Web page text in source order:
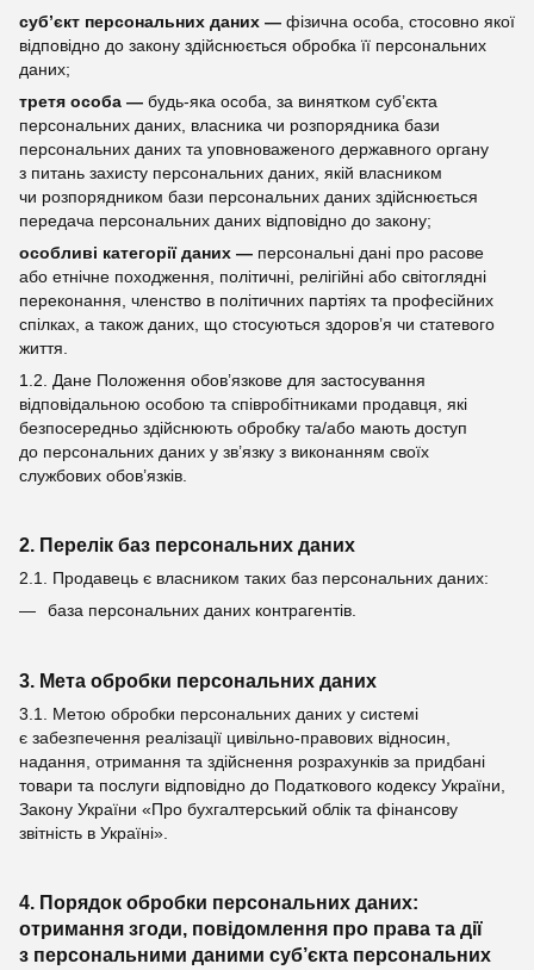
суб’єкт персональних даних — фізична особа, стосовно якої
відповідно до закону здійснюється обробка її персональних
даних;
третя особа — будь-яка особа, за винятком суб’єкта
персональних даних, власника чи розпорядника бази
персональних даних та уповноваженого державного органу
з питань захисту персональних даних, якій власником
чи розпорядником бази персональних даних здійснюється
передача персональних даних відповідно до закону;
особливі категорії даних — персональні дані про расове
або етнічне походження, політичні, релігійні або світоглядні
переконання, членство в політичних партіях та професійних
спілках, а також даних, що стосуються здоров’я чи статевого
життя.
1.2. Дане Положення обов’язкове для застосування
відповідальною особою та співробітниками продавця, які
безпосередньо здійснюють обробку та/або мають доступ
до персональних даних у зв’язку з виконанням своїх
службових обов’язків.
2. Перелік баз персональних даних
2.1. Продавець є власником таких баз персональних даних:
база персональних даних контрагентів.
3. Мета обробки персональних даних
3.1. Метою обробки персональних даних у системі
є забезпечення реалізації цивільно-правових відносин,
надання, отримання та здійснення розрахунків за придбані
товари та послуги відповідно до Податкового кодексу України,
Закону України «Про бухгалтерський облік та фінансову
звітність в Україні».
4. Порядок обробки персональних даних:
отримання згоди, повідомлення про права та дії
з персональними даними суб’єкта персональних